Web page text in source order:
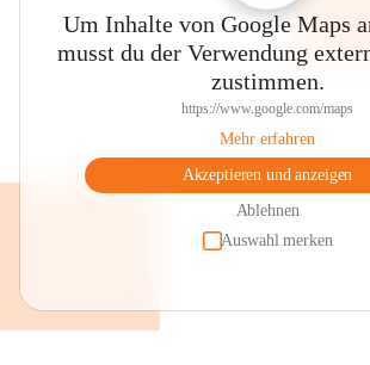
Um Inhalte von Google Maps
musst du der Verwendung
zustimmen.
https://www.google.com/maps
Mehr erfahren
Akzeptieren und anzeigen
Ablehnen
Auswahl merken